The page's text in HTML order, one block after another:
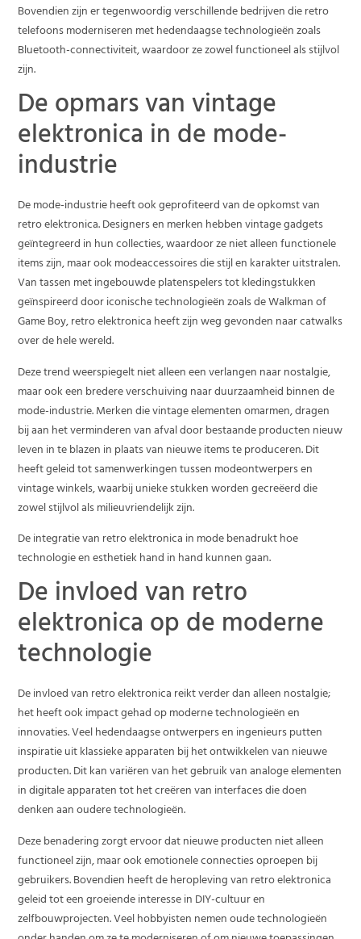
Bovendien zijn er tegenwoordig verschillende bedrijven die retro
telefoons moderniseren met hedendaagse technologieën zoals
Bluetooth-connectiviteit, waardoor ze zowel functioneel als stijlvol
zijn.
De opmars van vintage
elektronica in de mode-
industrie
De mode-industrie heeft ook geprofiteerd van de opkomst van
retro elektronica. Designers en merken hebben vintage gadgets
geïntegreerd in hun collecties, waardoor ze niet alleen functionele
items zijn, maar ook modeaccessoires die stijl en karakter uitstralen.
Van tassen met ingebouwde platenspelers tot kledingstukken
geïnspireerd door iconische technologieën zoals de Walkman of
Game Boy, retro elektronica heeft zijn weg gevonden naar catwalks
over de hele wereld.
Deze trend weerspiegelt niet alleen een verlangen naar nostalgie,
maar ook een bredere verschuiving naar duurzaamheid binnen de
mode-industrie. Merken die vintage elementen omarmen, dragen
bij aan het verminderen van afval door bestaande producten nieuw
leven in te blazen in plaats van nieuwe items te produceren. Dit
heeft geleid tot samenwerkingen tussen modeontwerpers en
vintage winkels, waarbij unieke stukken worden gecreëerd die
zowel stijlvol als milieuvriendelijk zijn.
De integratie van retro elektronica in mode benadrukt hoe
technologie en esthetiek hand in hand kunnen gaan.
De invloed van retro
elektronica op de moderne
technologie
De invloed van retro elektronica reikt verder dan alleen nostalgie;
het heeft ook impact gehad op moderne technologieën en
innovaties. Veel hedendaagse ontwerpers en ingenieurs putten
inspiratie uit klassieke apparaten bij het ontwikkelen van nieuwe
producten. Dit kan variëren van het gebruik van analoge elementen
in digitale apparaten tot het creëren van interfaces die doen
denken aan oudere technologieën.
Deze benadering zorgt ervoor dat nieuwe producten niet alleen
functioneel zijn, maar ook emotionele connecties oproepen bij
gebruikers. Bovendien heeft de heropleving van retro elektronica
geleid tot een groeiende interesse in DIY-cultuur en
zelfbouwprojecten. Veel hobbyisten nemen oude technologieën